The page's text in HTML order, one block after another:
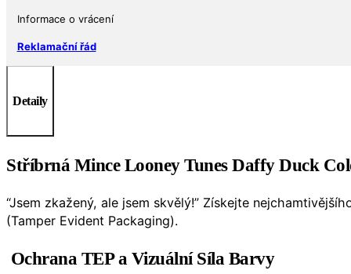
Informace o vrácení
Reklamační řád
Detaily
Stříbrná Mince Looney Tunes Daffy Duck
“Jsem zkažený, ale jsem skvělý!” Získejte
(Tamper Evident Packaging).
Ochrana TEP a Vizuální Síla Barvy